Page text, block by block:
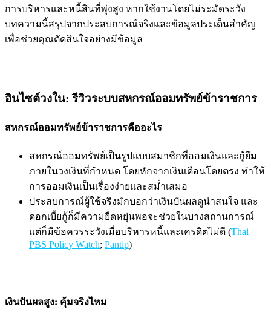
การบริหารและหนี้สินที่พุ่งสูง หากใช้งานโดยไม่ระมัดระวัง
บทความนี้สรุปจากประสบการณ์จริงและข้อมูลประเด็นสำคัญ
เพื่อช่วยคุณตัดสินใจอย่างมีข้อมูล
อินไซต์วงใน: รีวิวระบบสหกรณ์ออมทรัพย์ข้าราชการ
สหกรณ์ออมทรัพย์ข้าราชการคืออะไร
สหกรณ์ออมทรัพย์เป็นรูปแบบสมาชิกที่ออมเงินและกู้ยืม
ภายในวงเงินที่กำหนด โดยหักจากเงินเดือนโดยตรง ทำให้
การออมเงินเป็นเรื่องง่ายและสม่ำเสมอ
ประสบการณ์ผู้ใช้จริงมักบอกว่าเงินปันผลดูน่าสนใจ และ
ดอกเบี้ยกู้ก็มีความยืดหยุ่นพอจะช่วยในบางสถานการณ์
แต่ก็มีข้อควรระวังเมื่อบริหารหนี้และเครดิตไม่ดี (Thai
PBS Policy Watch; Pantip)
เงินปันผลสูง: คุ้มจริงไหม